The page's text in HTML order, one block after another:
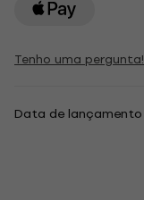
Tenho uma pergunta!
Data de lançamento